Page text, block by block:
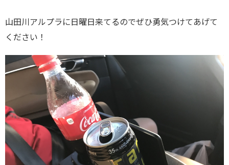
山田川アルプラに日曜日来てるのでぜひ勇気つけてあげて
ください！